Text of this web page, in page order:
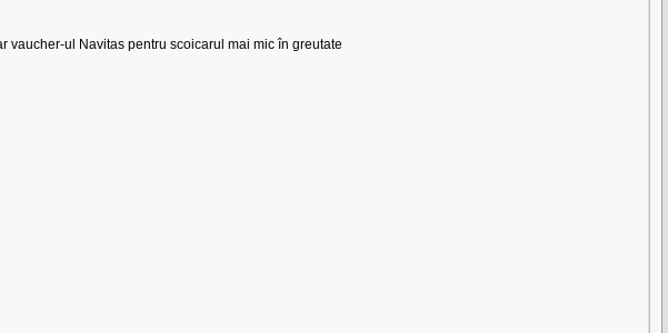
vaucher-ul Navitas pentru scoicarul mai mic în greutate